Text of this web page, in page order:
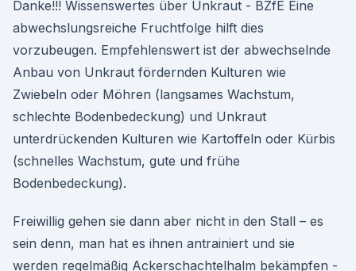
Danke!!! Wissenswertes über Unkraut - BZfE Eine
abwechslungsreiche Fruchtfolge hilft dies
vorzubeugen. Empfehlenswert ist der abwechselnde
Anbau von Unkraut fördernden Kulturen wie
Zwiebeln oder Möhren (langsames Wachstum,
schlechte Bodenbedeckung) und Unkraut
unterdrückenden Kulturen wie Kartoffeln oder Kürbis
(schnelles Wachstum, gute und frühe
Bodenbedeckung).
Freiwillig gehen sie dann aber nicht in den Stall – es
sein denn, man hat es ihnen antrainiert und sie
werden regelmäßig Ackerschachtelhalm bekämpfen -